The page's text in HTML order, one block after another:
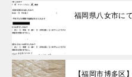
福岡県八女市に
【福岡市博多区